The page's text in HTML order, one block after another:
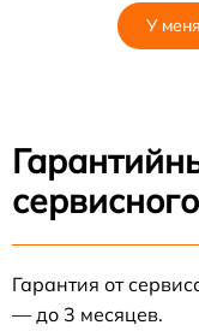
У
Гарантия от
— до 3 месяцев.